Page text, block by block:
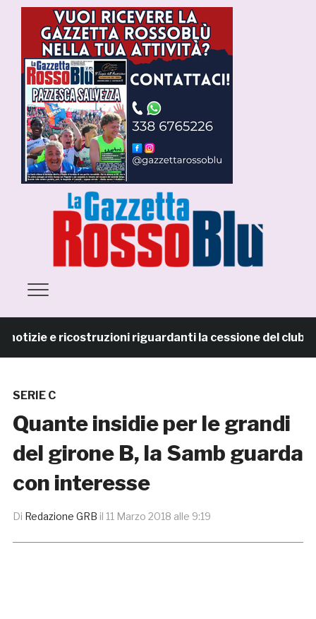
e ricostruzioni riguardanti la cessione del club.
SERIE C
Quante insidie per le grandi
del girone B, la Samb guarda
con interesse
Di Redazione GRB il 11 Marzo 2018 alle 9:19